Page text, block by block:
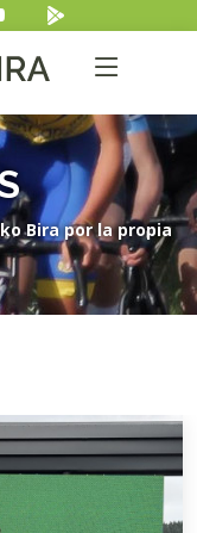
Bira por la propia